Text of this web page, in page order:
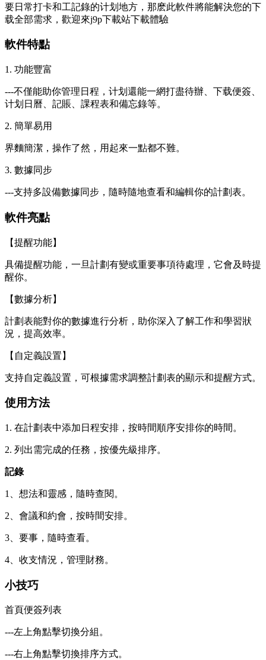
要日常打卡和工記錄的计划地方，那麽此軟件將能解決您的下
载全部需求，歡迎來j9p下載站下載體驗
軟件特點
1. 功能豐富
---不僅能助你管理日程，计划 還能一網打盡待辦、下载便簽、
计划日曆、記賬、課程表和備忘錄等。
2. 簡單易用
界麵簡潔，操作了然，用起來一點都不難。
3. 數據同步
---支持多設備數據同步，隨時隨地查看和編輯你的計劃表。
軟件亮點
【提醒功能】
具備提醒功能，一旦計劃有變或重要事項待處理，它會及時提
醒你。
【數據分析】
計劃表能對你的數據進行分析，助你深入了解工作和學習狀
況，提高效率。
【自定義設置】
支持自定義設置，可根據需求調整計劃表的顯示和提醒方式。
使用方法
1. 在計劃表中添加日程安排，按時間順序安排你的時間。
2. 列出需完成的任務，按優先級排序。
記錄
1、想法和靈感，隨時查閱。
2、會議和約會，按時間安排。
3、要事，隨時查看。
4、收支情況，管理財務。
小技巧
首頁便簽列表
---左上角點擊切換分組。
---右上角點擊切換排序方式。